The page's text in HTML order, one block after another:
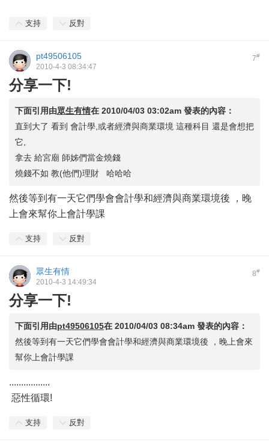
支持 反對
7#
pt49506105
2010-4-3 08:34:47
分享一下!
下面引用由眾生有情在 2010/04/03 03:02am 發表的內容：
直到大了 看到 會計學,或者經濟與商業環境 這種科目 還是會想把
它,
拿去 給宮廟 師姊們當金燒錢
燒錢不如 教(他們)理財 哈哈哈
然後等到有一天它們學會會計學和經濟與商業環境後 ，晚
上會來幫你上會計學課
支持 反對
8#
眾生有情
2010-4-3 14:49:34
分享一下!
下面引用由pt49506105在 2010/04/03 08:34am 發表的內容：
然後等到有一天它們學會會計學和經濟與商業環境後 ，晚上會來
幫你上會計學課
.................
惡性循環!
支持 反對